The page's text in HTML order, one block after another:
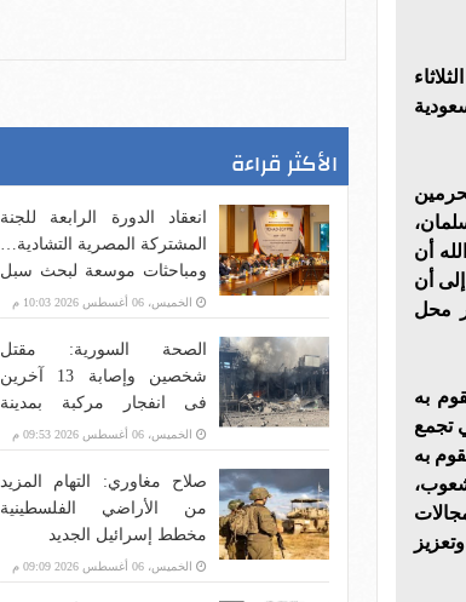
أن
أن
محل
به
تجمع
به
الأكثر قراءة
انعقاد الدورة الرابعة للجنة
المشتركة المصرية التشادية…
ومباحثات موسعة لبحث سبل
تعزيز العلاقات الثنائية في
شتى المجالات
الخميس، 06 أغسطس 2026 10:03 م
الصحة السورية: مقتل
شخصين وإصابة 13 آخرين
فى انفجار مركبة بمدينة
جرمانا قرب دمشق.. فيديو
الخميس، 06 أغسطس 2026 09:53 م
صلاح مغاوري: التهام المزيد
من الأراضي الفلسطينية
مخطط إسرائيل الجديد
الخميس، 06 أغسطس 2026 09:09 م